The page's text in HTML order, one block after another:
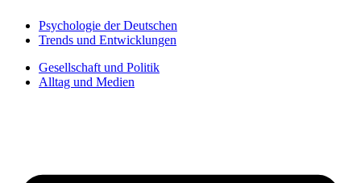
Psychologie der Deutschen
Trends und Entwicklungen
Gesellschaft und Politik
Alltag und Medien